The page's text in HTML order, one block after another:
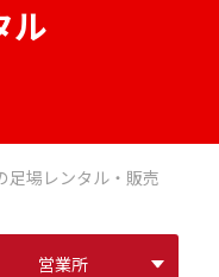
ル
足場レンタル・販売
営業所